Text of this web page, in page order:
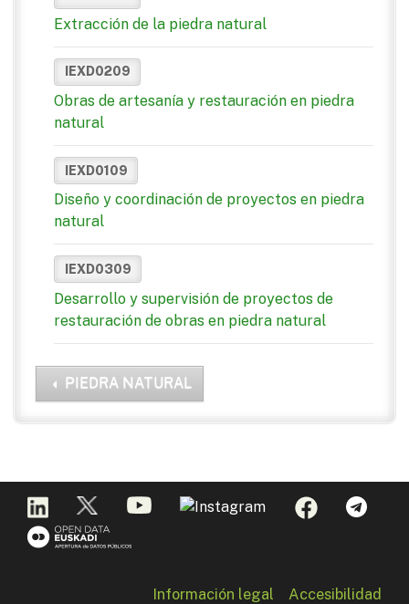
Extracción de la piedra natural
IEXD0209
Obras de artesanía y restauración en piedra
natural
IEXD0109
Diseño y coordinación de proyectos en piedra
natural
IEXD0309
Desarrollo y supervisión de proyectos de
restauración de obras en piedra natural
PIEDRA NATURAL
Información legal Accesibilidad